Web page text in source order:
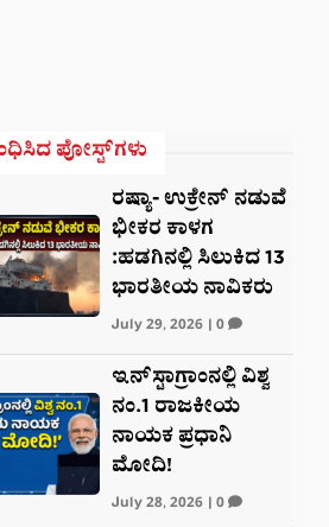
ಪೋಸ್ಟ್‌ಗಳು
ರಷ್ಯಾ- ಉಕ್ರೇನ್ ನಡುವೆ
ಭೀಕರ ಕಾಳಗ
:ಹಡಗಿನಲ್ಲಿ ಸಿಲುಕಿದ 13
ಭಾರತೀಯ ನಾವಿಕರು
July 29, 2026| 0
ಇನ್‌ಸ್ಟಾಗ್ರಾಂನಲ್ಲಿ ವಿಶ್ವ
ನಂ.1 ರಾಜಕೀಯ
ನಾಯಕ ಪ್ರಧಾನಿ
ಮೋದಿ!
July 28, 2026| 0